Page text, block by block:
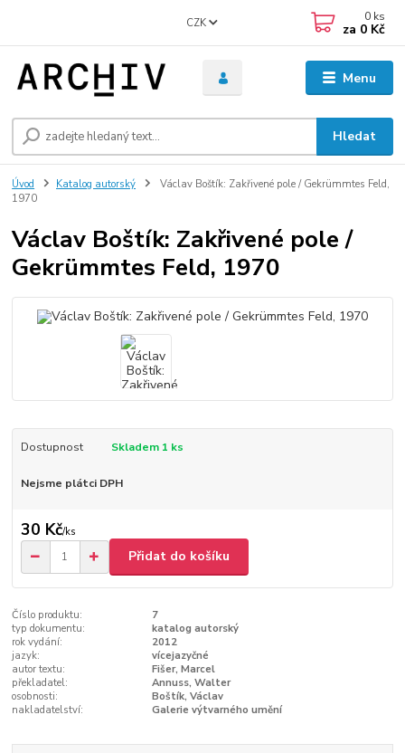
Menu
CZK
Hledat
0 ks
za 0 Kč
Úvod Katalog autorský
Václav Boštík: Zakřivené pole / Gekrümmtes Feld,
1970
Václav Boštík: Zakřivené pole /
Gekrümmtes Feld, 1970
Dostupnost Skladem 1 ks
Nejsme plátci DPH
30 Kč/ks
Přidat do košíku
Číslo produktu:
7
typ dokumentu:
katalog autorský
rok vydání:
2012
jazyk:
vícejazyčné
autor textu:
Fišer, Marcel
překladatel:
Annuss, Walter
osobnosti:
Boštík, Václav
nakladatelství:
Galerie výtvarného umění